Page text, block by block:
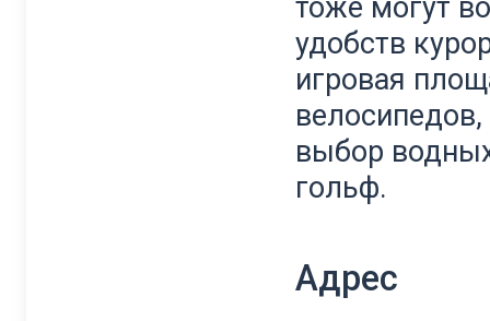
тоже могут
удобств
игровая
выбор
гольф.
Адрес